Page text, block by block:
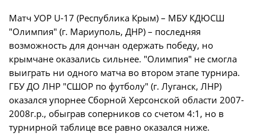
Турнирные таблицы
Статистика
Команды
Игроки
Дисквалификации
Новости
Спортивный комитет
Инспекторско-судейский комитет
Контрольно-дисциплинарный комитет
Документы
Учредительные документы
Матч УОР U-17 (Республика Крым) – МБУ КДЮСШ
"Олимпия" (г. Мариуполь, ДНР) – последняя
возможность для дончан одержать победу, но
крымчане оказались сильнее. "Олимпия" не смогла
выиграть ни одного матча во втором этапе турнира.
ГБУ ДО ЛНР "СШОР по футболу" (г. Луганск, ЛНР)
оказался упорнее Сборной Херсонской области 2007-
2008г.р., обыграв соперников со счетом 4:1, но в
турнирной таблице все равно оказался ниже.